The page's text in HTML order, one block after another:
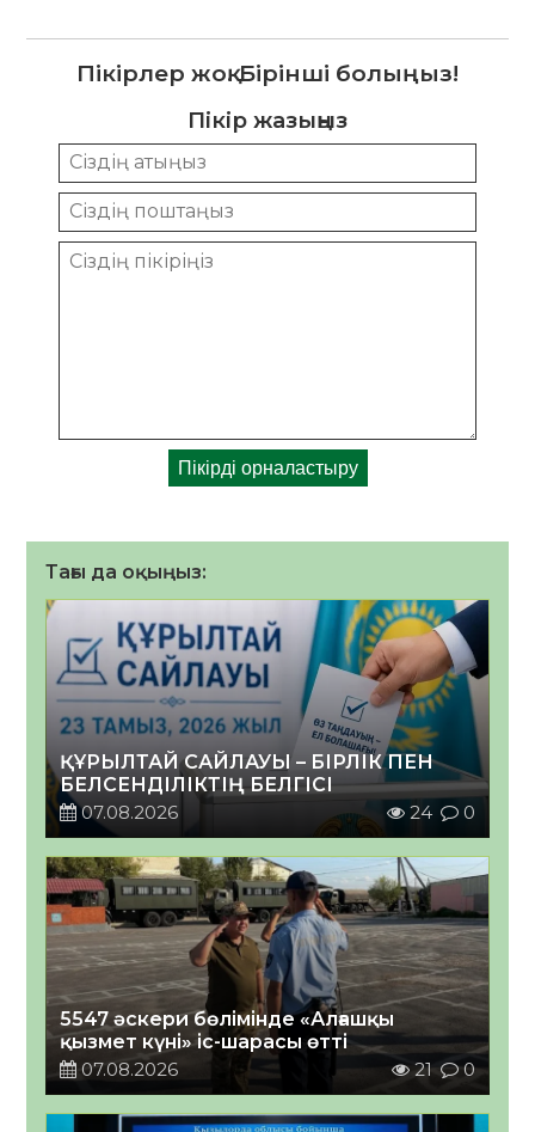
Пікірлер жоқ. Бірінші болыңыз!
Пікір жазыңыз
Тағы да оқыңыз:
ҚҰРЫЛТАЙ САЙЛАУЫ – БІРЛІК ПЕН
БЕЛСЕНДІЛІКТІҢ БЕЛГІСІ
07.08.2026
24 0
5547 әскери бөлімінде «Алғашқы
қызмет күні» іс-шарасы өтті
07.08.2026
21 0